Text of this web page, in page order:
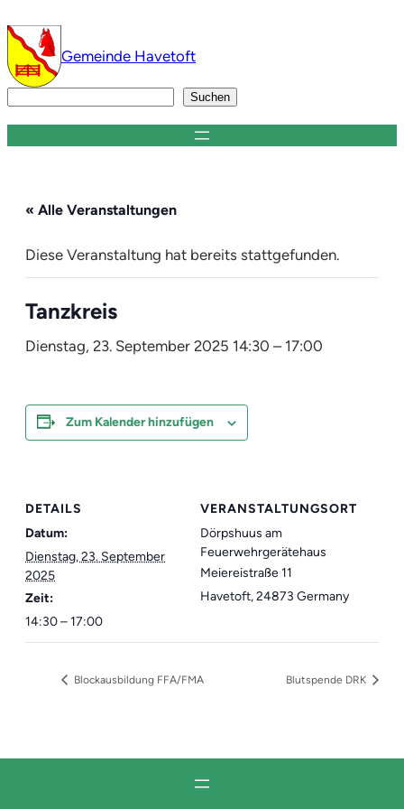
Gemeinde Havetoft
Suchen
« Alle Veranstaltungen
Diese Veranstaltung hat bereits stattgefunden.
Tanzkreis
Dienstag, 23. September 2025 14:30 – 17:00
Zum Kalender hinzufügen
DETAILS
Datum:
Dienstag, 23. September
2025
Zeit:
14:30 – 17:00
VERANSTALTUNGSORT
Dörpshuus am
Feuerwehrgerätehaus
Meiereistraße 11
Havetoft,24873 Germany
Blockausbildung FFA/FMA Blutspende DRK